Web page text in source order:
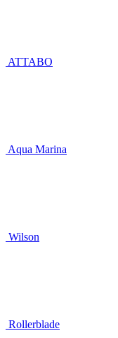
ATTABO
Aqua Marina
Wilson
Rollerblade